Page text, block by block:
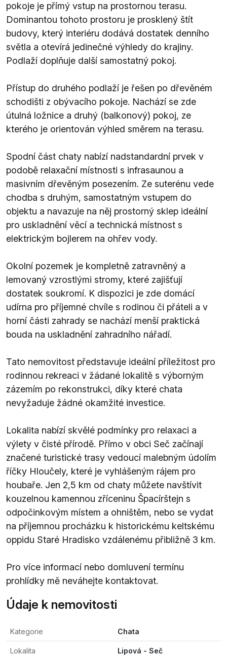
pokoje je přímý vstup na prostornou terasu.
Dominantou tohoto prostoru je prosklený štít
budovy, který interiéru dodává dostatek denního
světla a otevírá jedinečné výhledy do krajiny.
Podlaží doplňuje další samostatný pokoj.
Přístup do druhého podlaží je řešen po dřevěném
schodišti z obývacího pokoje. Nachází se zde
útulná ložnice a druhý (balkonový) pokoj, ze
kterého je orientován výhled směrem na terasu.
Spodní část chaty nabízí nadstandardní prvek v
podobě relaxační místnosti s infrasaunou a
masivním dřevěným posezením. Ze suterénu vede
chodba s druhým, samostatným vstupem do
objektu a navazuje na něj prostorný sklep ideální
pro uskladnění věcí a technická místnost s
elektrickým bojlerem na ohřev vody.
Okolní pozemek je kompletně zatravněný a
lemovaný vzrostlými stromy, které zajišťují
dostatek soukromí. K dispozici je zde domácí
udírna pro příjemné chvíle s rodinou či přáteli a v
horní části zahrady se nachází menší praktická
bouda na uskladnění zahradního nářadí.
Tato nemovitost představuje ideální příležitost pro
rodinnou rekreaci v žádané lokalitě s výborným
zázemím po rekonstrukci, díky které chata
nevyžaduje žádné okamžité investice.
Lokalita nabízí skvělé podmínky pro relaxaci a
výlety v čisté přírodě. Přímo v obci Seč začínají
značené turistické trasy vedoucí malebným údolím
říčky Hloučely, které je vyhlášeným rájem pro
houbaře. Jen 2,5 km od chaty můžete navštívit
kouzelnou kamennou zříceninu Špacírštejn s
odpočinkovým místem a ohništěm, nebo se vydat
na příjemnou procházku k historickému keltskému
oppidu Staré Hradisko vzdálenému přibližně 3 km.
Pro více informací nebo domluvení termínu
prohlídky mě neváhejte kontaktovat.
Údaje k nemovitosti
Kategorie Chata
Lokalita Lipová - Seč